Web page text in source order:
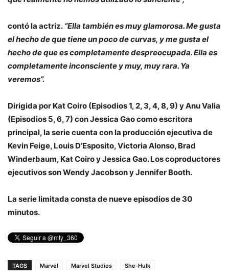
contó la actriz. “Ella también es muy glamorosa. Me gusta
el hecho de que tiene un poco de curvas, y me gusta el
hecho de que es completamente despreocupada. Ella es
completamente inconsciente y muy, muy rara. Ya
veremos”.
Dirigida por Kat Coiro (Episodios 1, 2, 3, 4, 8, 9) y Anu Valia
(Episodios 5, 6, 7) con Jessica Gao como escritora
principal, la serie cuenta con la producción ejecutiva de
Kevin Feige, Louis D’Esposito, Victoria Alonso, Brad
Winderbaum, Kat Coiro y Jessica Gao. Los coproductores
ejecutivos son Wendy Jacobson y Jennifer Booth.
La serie limitada consta de nueve episodios de 30
minutos.
TAGS Marvel Marvel Studios She-Hulk